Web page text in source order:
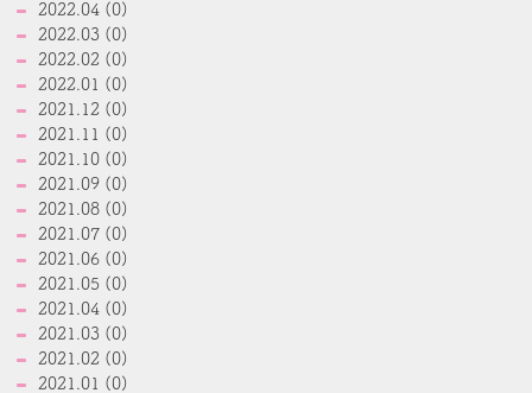
2022.04 (0)
2022.03 (0)
2022.02 (0)
2022.01 (0)
2021.12 (0)
2021.11 (0)
2021.10 (0)
2021.09 (0)
2021.08 (0)
2021.07 (0)
2021.06 (0)
2021.05 (0)
2021.04 (0)
2021.03 (0)
2021.02 (0)
2021.01 (0)